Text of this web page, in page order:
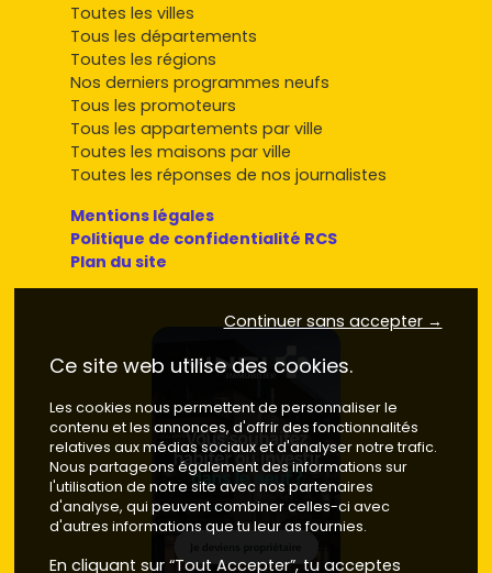
Toutes les villes
Tous les départements
Toutes les régions
Nos derniers programmes neufs
Tous les promoteurs
Tous les appartements par ville
Toutes les maisons par ville
Toutes les réponses de nos journalistes
Mentions légales
Politique de confidentialité RCS
Plan du site
Continuer sans accepter →
Ce site web utilise des cookies.
Les cookies nous permettent de personnaliser le
contenu et les annonces, d'offrir des fonctionnalités
relatives aux médias sociaux et d'analyser notre trafic.
Nous partageons également des informations sur
l'utilisation de notre site avec nos partenaires
d'analyse, qui peuvent combiner celles-ci avec
d'autres informations que tu leur as fournies.
En cliquant sur “Tout Accepter”, tu acceptes